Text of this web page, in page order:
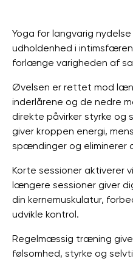
Yoga for langvarig
udholdenhed i
forlænge varigheden af
Øvelsen er rettet mod
inderlårene og de nedre
direkte påvirker styrke
giver kroppen energi,
spændinger og eliminerer
Korte sessioner aktiverer
længere sessioner giver
din kernemuskulatur,
udvikle kontrol.
Regelmæssig træning
følsomhed, styrke og